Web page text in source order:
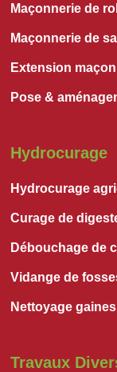
Maçonnerie de
Maçonnerie de
Extension
Pose &
Hydrocurage
Hydrocurage
Curage de
Débouchage de
Vidange de
Nettoyage
Travaux